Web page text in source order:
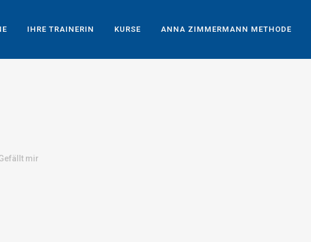
IHRE TRAINERIN KURSE ANNA ZIMMERMANN METHODE
mir